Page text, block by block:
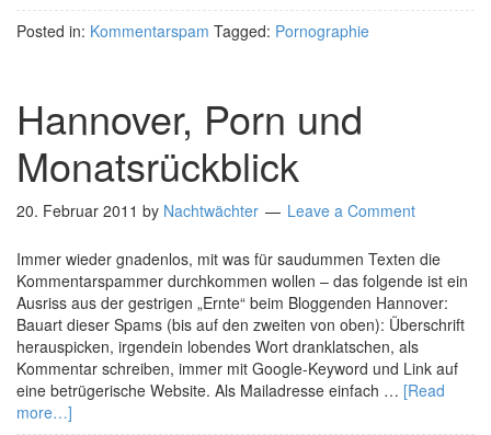
Posted in: Kommentarspam Tagged: Pornographie
Hannover, Porn und
Monatsrückblick
20. Februar 2011 by Nachtwächter Leave a Comment
Immer wieder gnadenlos, mit was für saudummen Texten die
Kommentarspammer durchkommen wollen – das folgende ist ein
Ausriss aus der gestrigen „Ernte“ beim Bloggenden Hannover:
Bauart dieser Spams (bis auf den zweiten von oben): Überschrift
herauspicken, irgendein lobendes Wort dranklatschen, als
Kommentar schreiben, immer mit Google-Keyword und Link auf
eine betrügerische Website. Als Mailadresse einfach … [Read
more…]